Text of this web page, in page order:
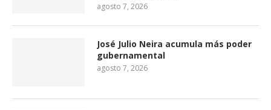
agosto 7, 2026
José Julio Neira acumula más poder
gubernamental
agosto 7, 2026